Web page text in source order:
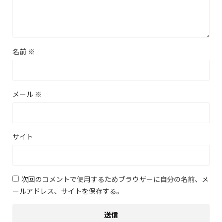
名前 ※
メール ※
サイト
次回のコメントで使用するためブラウザーに自分の名前、メ
ールアドレス、サイトを保存する。